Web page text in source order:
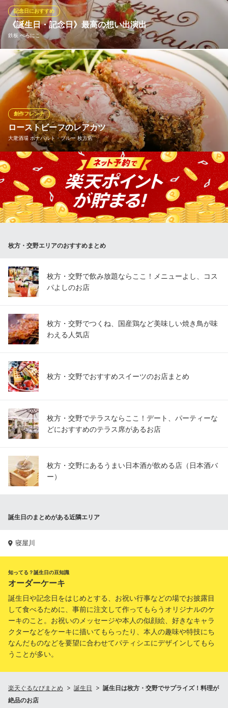
お問い合わせください♪
ダイニングレストランTUKUNAGE ビリヤード＆ダーツ枚方
店
枚方市駅ダイニングバー
京阪交野線枚方市駅 徒歩2分
大阪府枚方市新町1-2-10 枚方テイク･スリービル3F
《誕生日・記念日》最高の想い出演出
鉄板 べろにこ
記念日におすすめ
記念日や誕生日には手作りデザートプレート&記念写真で最高の想
い出を演出 事前にご予約くださいませ
鉄板 べろにこ
鹿児島産ざき牛鉄板焼き
京阪本線香里園駅 徒歩20分
大阪府枚方市東香里2-1-19
ローストビーフのレアカツ
大衆酒場 ボナパルト・ブルー 枚方店
創作フレンチ
ボナパルト・ブルー名物！ シェフ自慢の一品。ランチでも、ディ
ナーでもお楽しみいただけます！ボナパルト・ブルーにきたらぜ
ひ味わっていただきたい、こだわりの詰まったレアカツです！ お
肉本来の旨味をぎゅっと閉じ込めた至福の一品。あなたの口の中
で革命が起こる！？
枚方フレンチ大衆酒場
大阪府枚方市岡東町19-1 枚方モール 1Fヨイヨイ
枚方・交野エリアのおすすめまとめ
枚方・交野で飲み放題ならここ！メニューよし、コス
パよしのお店
枚方・交野でつくね、国産鶏など美味しい焼き鳥が味
わえる人気店
枚方・交野でおすすめスイーツのお店まとめ
枚方・交野でテラスならここ！デート、パーティーな
どにおすすめのテラス席があるお店
枚方・交野にあるうまい日本酒が飲める店（日本酒バ
ー）
誕生日のまとめがある近隣エリア
寝屋川
知ってる？誕生日の豆知識
オーダーケーキ
誕生日や記念日をはじめとする、お祝い行事などの場でお披露目
して食べるために、事前に注文して作ってもらうオリジナルのケ
ーキのこと。お祝いのメッセージや本人の似顔絵、好きなキャラ
クターなどをケーキに描いてもらったり、本人の趣味や特技にち
なんだものなどを要望に合わせてパティシエにデザインしてもら
うことが多い。
楽天ぐるなびまとめ 誕生日
誕生日は枚方・交野でサプライズ！料理が
絶品のお店